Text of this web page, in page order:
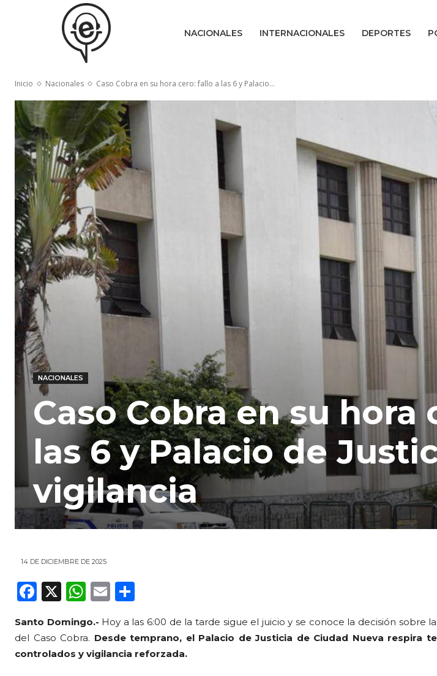
NACIONALES INTERNACIONALES DEPORTES
Inicio Nacionales Caso Cobra en su hora cero: fallo a las 6 y Palacio...
NACIONALES
Caso Cobra en su hora
las 6 y Palacio de
vigilancia
14 DE DICIEMBRE DE 2025
F
c
e
X
W
a
ts
E
ai
l
m
p
Santo Domingo.- Hoy a las 6:00 de la tarde sigue el juicio y se conoce la decisión sobre
del Caso Cobra. Desde temprano, el Palacio de Justicia de Ciudad Nueva respira
controlados y vigilancia reforzada.